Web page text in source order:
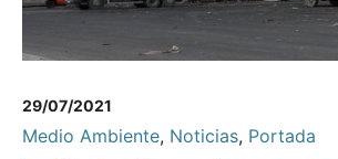
29/07/2021
Medio Ambiente, Noticias, Portada